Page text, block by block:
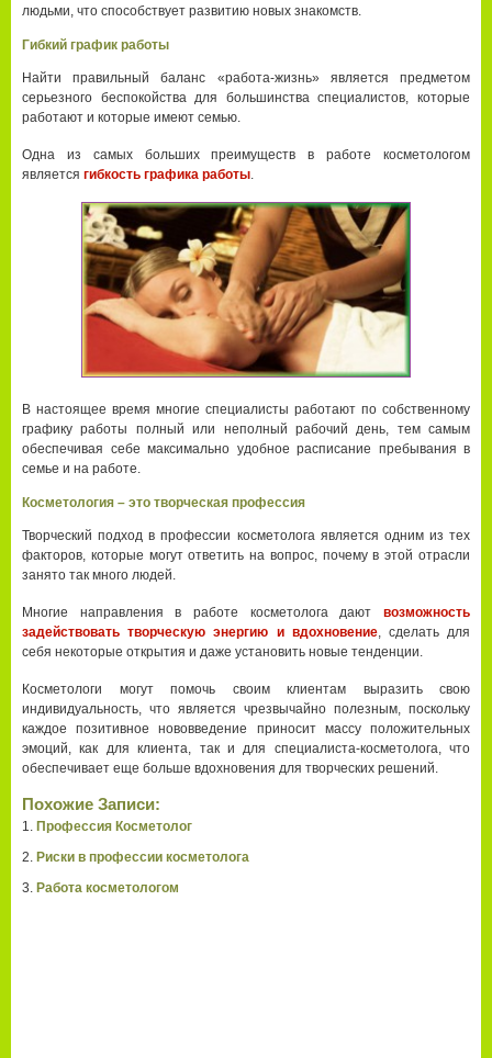
людьми, что способствует развитию новых знакомств.
Гибкий график работы
Найти правильный баланс «работа-жизнь» является предметом
серьезного беспокойства для большинства специалистов, которые
работают и которые имеют семью.
Одна из самых больших преимуществ в работе косметологом
является гибкость графика работы.
В настоящее время многие специалисты работают по собственному
графику работы полный или неполный рабочий день, тем самым
обеспечивая себе максимально удобное расписание пребывания в
семье и на работе.
Косметология – это творческая профессия
Творческий подход в профессии косметолога является одним из тех
факторов, которые могут ответить на вопрос, почему в этой отрасли
занято так много людей.
Многие направления в работе косметолога дают возможность
задействовать творческую энергию и вдохновение, сделать для
себя некоторые открытия и даже установить новые тенденции.
Косметологи могут помочь своим клиентам выразить свою
индивидуальность, что является чрезвычайно полезным, поскольку
каждое позитивное нововведение приносит массу положительных
эмоций, как для клиента, так и для специалиста-косметолога, что
обеспечивает еще больше вдохновения для творческих решений.
Похожие Записи:
Профессия Косметолог
Риски в профессии косметолога
Работа косметологом